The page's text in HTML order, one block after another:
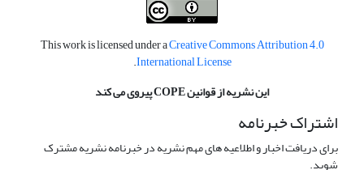
This work is licensed under aCreative Commons Attribution 4.0
International License
.
این نشریه از قوانین COPE پیروی می کند
اشتراک خبرنامه
برای دریافت اخبار و اطلاعیه های مهم نشریه در خبرنامه نشریه مشترک
شوید.